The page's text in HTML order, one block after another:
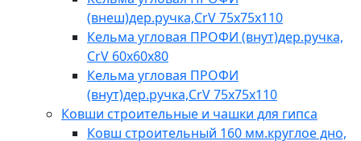
(внеш)дер.ручка,CrV 75х75х110
Кельма угловая ПРОФИ (внут)дер.ручка,
CrV 60х60х80
Кельма угловая ПРОФИ
(внут)дер.ручка,CrV 75х75х110
Ковши строительные и чашки для гипса
Ковш строительный 160 мм.круглое дно,